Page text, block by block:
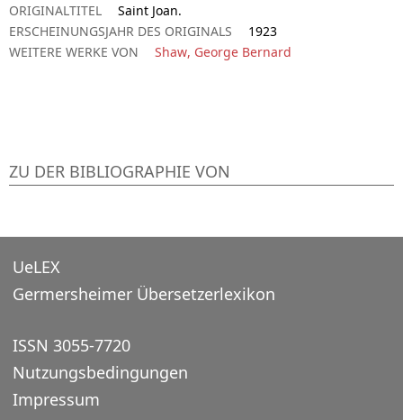
ORIGINALTITEL
Saint Joan.
ERSCHEINUNGSJAHR DES ORIGINALS
1923
WEITERE WERKE VON
Shaw, George Bernard
ZU DER BIBLIOGRAPHIE VON
UeLEX
Germersheimer Übersetzerlexikon
ISSN 3055-7720
Nutzungsbedingungen
Impressum